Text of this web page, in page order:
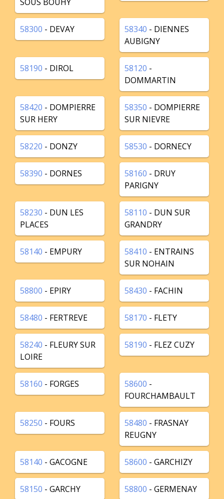
58300 - DEVAY 58340 - DIENNES
AUBIGNY
58190 - DIROL 58120 -
DOMMARTIN
58420 - DOMPIERRE
SUR HERY
58350 - DOMPIERRE
SUR NIEVRE
58220 - DONZY 58530 - DORNECY
58390 - DORNES 58160 - DRUY
PARIGNY
58230 - DUN LES
PLACES
58110 - DUN SUR
GRANDRY
58140 - EMPURY 58410 - ENTRAINS
SUR NOHAIN
58800 - EPIRY 58430 - FACHIN
58480 - FERTREVE 58170 - FLETY
58240 - FLEURY SUR
LOIRE
58190 - FLEZ CUZY
58160 - FORGES 58600 -
FOURCHAMBAULT
58250 - FOURS 58480 - FRASNAY
REUGNY
58140 - GACOGNE 58600 - GARCHIZY
58150 - GARCHY 58800 - GERMENAY